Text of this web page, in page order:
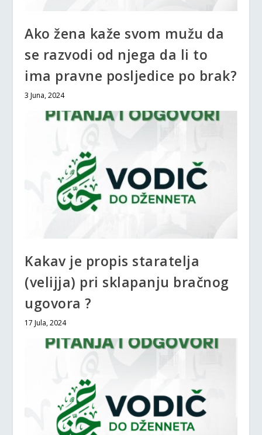
Ako žena kaže svom mužu da
se razvodi od njega da li to
ima pravne posljedice po brak?
3 Juna, 2024
Kakav je propis staratelja
(velijja) pri sklapanju bračnog
ugovora ?
17 Jula, 2024